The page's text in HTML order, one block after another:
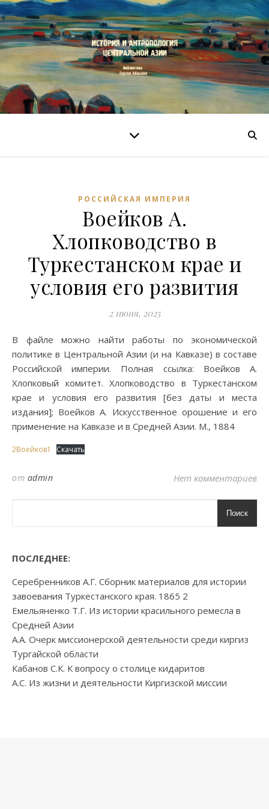
РОССИЙСКАЯ ИМПЕРИЯ
Воейков А.
Хлопководство в
Туркестанском крае и
условия его развития
2 июня, 2025
В файле можно найти работы по экономической
политике в Центральной Азии (и на Кавказе) в составе
Российской империи. Полная ссылка: Воейков А.
Хлопковый комитет. Хлопководство в Туркестанском
крае и условия его развития [без даты и места
издания]; Воейков А. Искусственное орошение и его
применение на Кавказе и в Средней Азии. М., 1884
2Воейков1 Скачать
от admin Нет комментариев
Поиск
ПОСЛЕДНЕЕ:
Серебренников А.Г. Сборник материалов для истории
завоевания Туркестанского края. 1865 2
Емельяненко Т.Г. Из истории красильного ремесла в
Средней Азии
А.А. Очерк миссионерской деятельности среди киргиз
Тургайской области
Кабанов С.К. К вопросу о столице кидаритов
А.С. Из жизни и деятельности Киргизской миссии